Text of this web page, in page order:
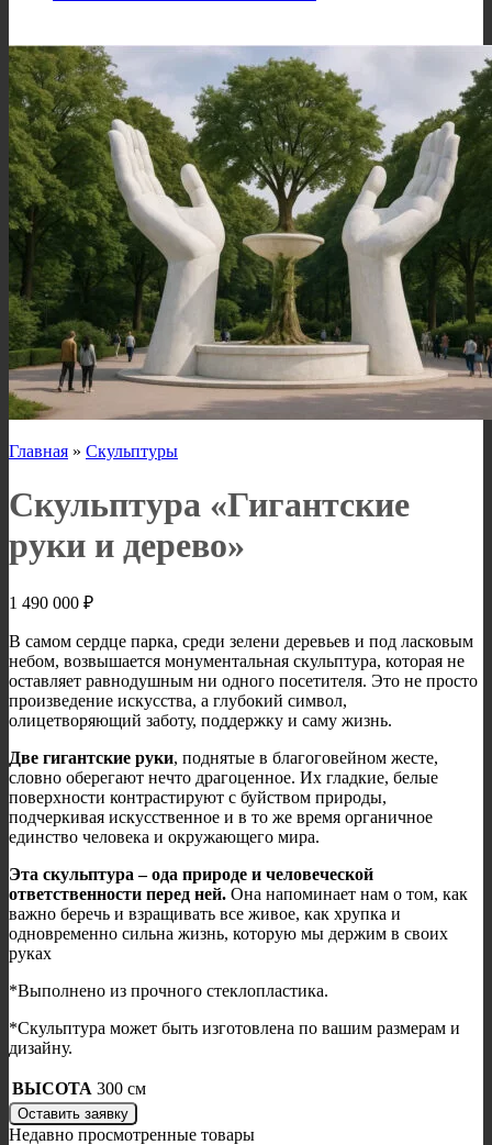
Главная » Скульптуры
Скульптура «Гигантские
руки и дерево»
1 490 000 ₽
В самом сердце парка, среди зелени деревьев и под ласковым
небом, возвышается монументальная скульптура, которая не
оставляет равнодушным ни одного посетителя. Это не просто
произведение искусства, а глубокий символ,
олицетворяющий заботу, поддержку и саму жизнь.
Две гигантские руки, поднятые в благоговейном жесте,
словно оберегают нечто драгоценное. Их гладкие, белые
поверхности контрастируют с буйством природы,
подчеркивая искусственное и в то же время органичное
единство человека и окружающего мира.
Эта скульптура – ода природе и человеческой
ответственности перед ней. Она напоминает нам о том, как
важно беречь и взращивать все живое, как хрупка и
одновременно сильна жизнь, которую мы держим в своих
руках
*Выполнено из прочного стеклопластика.
*Скульптура может быть изготовлена по вашим размерам и
дизайну.
ВЫСОТА 300 см
Оставить заявку
Недавно просмотренные товары